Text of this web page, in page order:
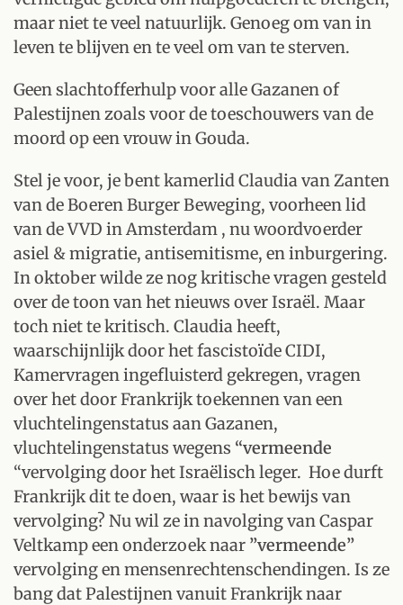
maar niet te veel natuurlijk. Genoeg om van in
leven te blijven en te veel om van te sterven.
Geen slachtofferhulp voor alle Gazanen of
Palestijnen zoals voor de toeschouwers van de
moord op een vrouw in Gouda.
Stel je voor, je bent kamerlid Claudia van Zanten
van de Boeren Burger Beweging, voorheen lid
van de VVD in Amsterdam , nu woordvoerder
asiel & migratie, antisemitisme, en inburgering.
In oktober wilde ze nog kritische vragen gesteld
over de toon van het nieuws over Israël. Maar
toch niet te kritisch. Claudia heeft,
waarschijnlijk door het fascistoïde CIDI,
Kamervragen ingefluisterd gekregen, vragen
over het door Frankrijk toekennen van een
vluchtelingenstatus aan Gazanen,
vluchtelingenstatus wegens “vermeende
“vervolging door het Israëlisch leger. Hoe durft
Frankrijk dit te doen, waar is het bewijs van
vervolging? Nu wil ze in navolging van Caspar
Veltkamp een onderzoek naar ”vermeende”
vervolging en mensenrechtenschendingen. Is ze
bang dat Palestijnen vanuit Frankrijk naar